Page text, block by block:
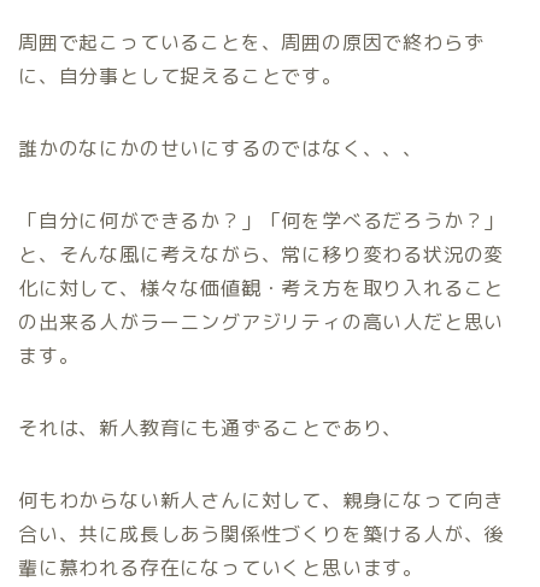
周囲で起こっていることを、周囲の原因で終わらず
に、自分事として捉えることです。
誰かのなにかのせいにするのではなく、、、
「自分に何ができるか？」「何を学べるだろうか？」
と、そんな風に考えながら、常に移り変わる状況の変
化に対して、様々な価値観・考え方を取り入れること
の出来る人がラーニングアジリティの高い人だと思い
ます。
それは、新人教育にも通ずることであり、
何もわからない新人さんに対して、親身になって向き
合い、共に成長しあう関係性づくりを築ける人が、後
輩に慕われる存在になっていくと思います。